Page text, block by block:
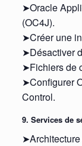
➤Oracle
(OC4J).
➤Créer une
➤Désactiver
➤Fichiers de
➤Configurer
Control.
9. Services de